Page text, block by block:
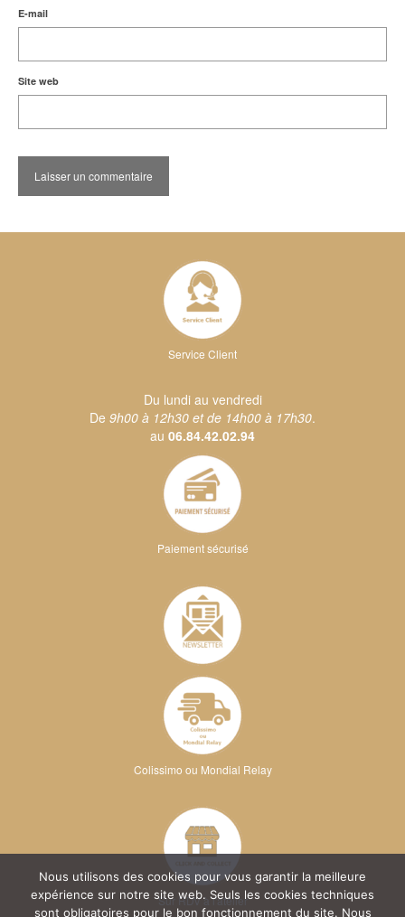
E-mail
Site web
Service Client
Du lundi au vendredi
De 9h00 à 12h30 et de 14h00 à 17h30.
au 06.84.42.02.94
Paiement sécurisé
Colissimo ou Mondial Relay
Sur RDV à l'atelier
Nous utilisons des cookies pour vous garantir la meilleure
expérience sur notre site web. Seuls les cookies techniques
sont obligatoires pour le bon fonctionnement du site. Nous